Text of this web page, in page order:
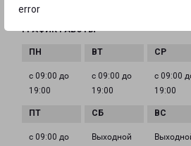
error
ГРАФИК РАБОТЫ
с 09:00 до
19:00
с 09:00 до
19:00
с 09:00
19:00
с 09:00 до
Выходной